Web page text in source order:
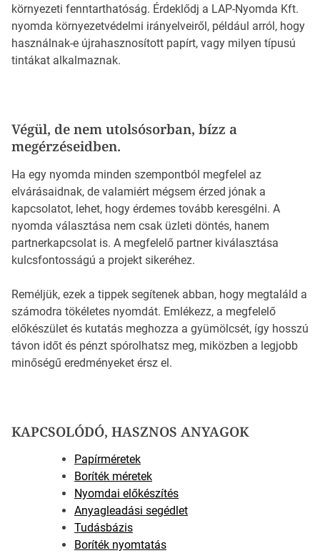
környezeti fenntarthatóság. Érdeklődj a LAP-Nyomda Kft.
nyomda környezetvédelmi irányelveiről, például arról, hogy
használnak-e újrahasznosított papírt, vagy milyen típusú
tintákat alkalmaznak.
Végül, de nem utolsósorban, bízz a
megérzéseidben.
Ha egy nyomda minden szempontból megfelel az
elvárásaidnak, de valamiért mégsem érzed jónak a
kapcsolatot, lehet, hogy érdemes tovább keresgélni. A
nyomda választása nem csak üzleti döntés, hanem
partnerkapcsolat is. A megfelelő partner kiválasztása
kulcsfontosságú a projekt sikeréhez.
Reméljük, ezek a tippek segítenek abban, hogy megtaláld a
számodra tökéletes nyomdát. Emlékezz, a megfelelő
előkészület és kutatás meghozza a gyümölcsét, így hosszú
távon időt és pénzt spórolhatsz meg, miközben a legjobb
minőségű eredményeket érsz el.
KAPCSOLÓDÓ, HASZNOS ANYAGOK
Papírméretek
Boríték méretek
Nyomdai előkészítés
Anyagleadási segédlet
Tudásbázis
Boríték nyomtatás